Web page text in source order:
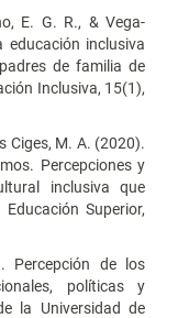
E. G. R., & Vega-
educación inclusiva
de familia de
Inclusiva, 15(1),
Ciges, M. A. (2020).
Percepciones y
inclusiva que
Superior,
Percepción de los
políticas y
la Universidad de